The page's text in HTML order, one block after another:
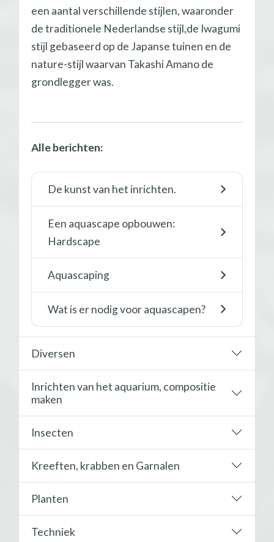
een aantal verschillende stijlen, waaronder
de traditionele Nederlandse stijl,de Iwagumi
stijl gebaseerd op de Japanse tuinen en de
nature-stijl waarvan Takashi Amano de
grondlegger was.
Alle berichten:
De kunst van het inrichten.
Een aquascape opbouwen:
Hardscape
Aquascaping
Wat is er nodig voor aquascapen?
Diversen
Inrichten van het aquarium, compositie
maken
Insecten
Kreeften, krabben en Garnalen
Planten
Techniek